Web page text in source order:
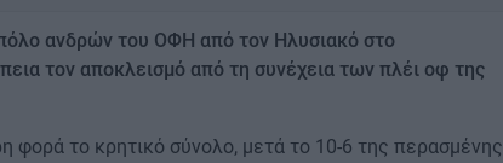
ανδρών του ΟΦΗ από τον Ηλυσιακό στο
τον αποκλεισμό από τη συνέχεια των πλέι οφ της
φορά το κρητικό σύνολο, μετά το 10-6 της περασμένης